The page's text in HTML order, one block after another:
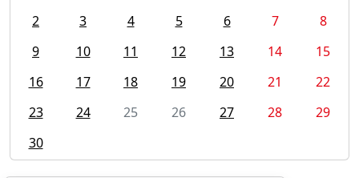
2
3 4 5 6 7
8
9
10 11 12 13 14
15
16
17 18 19 20 21
22
23
24 25 26 27 28
29
30